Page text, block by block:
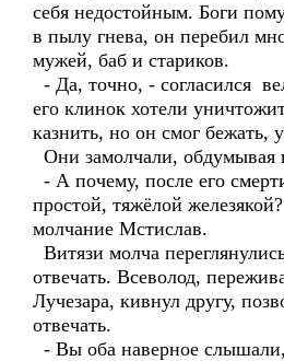
себя недостойным. Боги
в пылу гнева, он перебил
мужей, баб и стариков.
- Да, точно, - согласился
его клинок хотели
казнить, но он смог бежать,
Они замолчали, обдумывая
- А почему, после его
простой, тяжёлой
молчание Мстислав.
Витязи молча
отвечать. Всеволод,
Лучезара, кивнул другу,
отвечать.
- Вы оба наверное